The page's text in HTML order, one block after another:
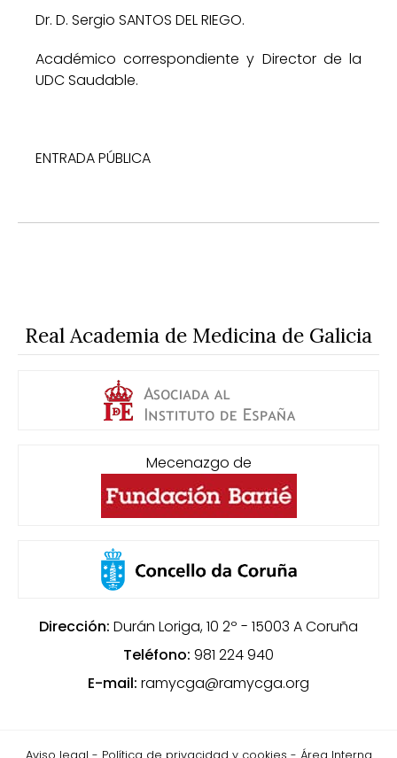
Dr. D. Sergio SANTOS DEL RIEGO.
Académico correspondiente y Director de la
UDC Saudable.
ENTRADA PÚBLICA
Real Academia de Medicina de Galicia
Mecenazgo de
Dirección: Durán Loriga, 10 2º - 15003 A Coruña
Teléfono: 981 224 940
E-mail: ramycga@ramycga.org